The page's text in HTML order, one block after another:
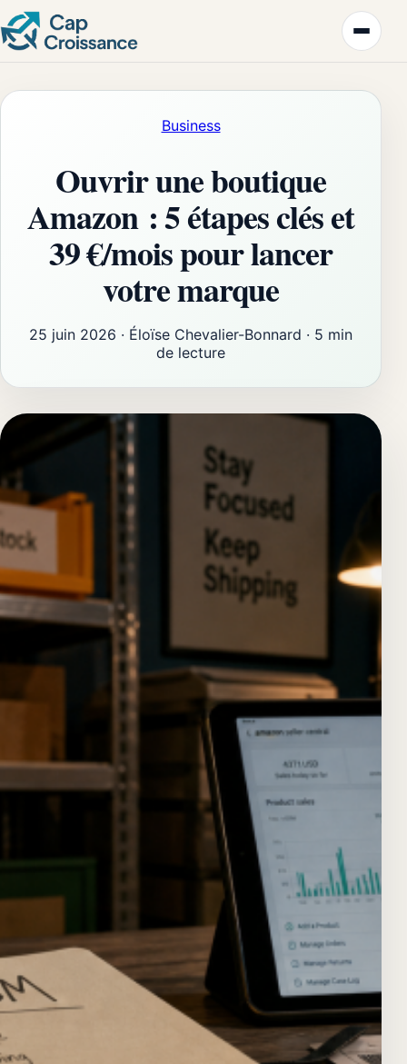
Business
Ouvrir une boutique
Amazon : 5 étapes clés et
39 €/mois pour lancer
votre marque
25 juin 2026 · Éloïse Chevalier-Bonnard · 5 min
de lecture